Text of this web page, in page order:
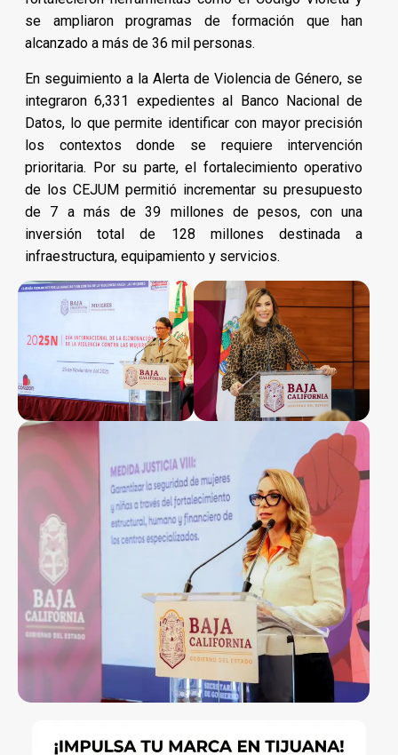
se ampliaron programas de formación que han
alcanzado a más de 36 mil personas.
En seguimiento a la Alerta de Violencia de Género, se
integraron 6,331 expedientes al Banco Nacional de
Datos, lo que permite identificar con mayor precisión
los contextos donde se requiere intervención
prioritaria. Por su parte, el fortalecimiento operativo
de los CEJUM permitió incrementar su presupuesto
de 7 a más de 39 millones de pesos, con una
inversión total de 128 millones destinada a
infraestructura, equipamiento y servicios.